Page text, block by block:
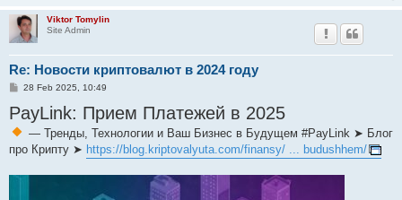
Viktor Tomylin
Site Admin
Re: Новости криптовалют в 2024 году
P
s
t
28 Feb 2025, 10:49
PayLink: Прием Платежей в 2025
— Тренды, Технологии и Ваш Бизнес в Будущем #PayLink ➤ Блог
про Крипту ➤ https://blog.kriptovalyuta.com/finansy/ ... budushhem/